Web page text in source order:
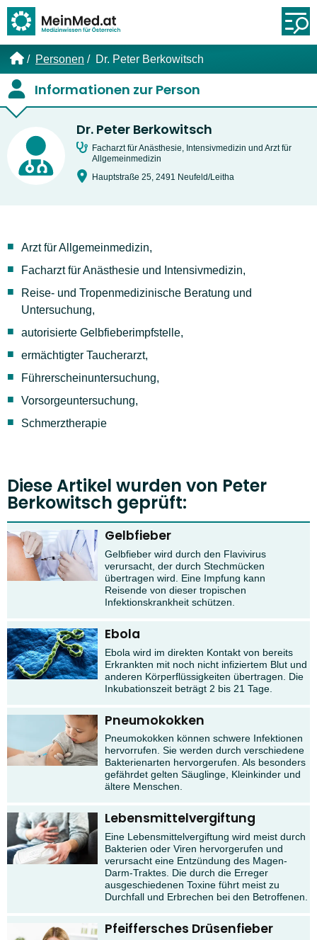
Personen Dr. Peter Berkowitsch
Informationen zur Person
Dr. Peter Berkowitsch
Facharzt für Anästhesie, Intensivmedizin und Arzt für
Allgemeinmedizin
Hauptstraße 25, 2491 Neufeld/Leitha
Arzt für Allgemeinmedizin,
Facharzt für Anästhesie und Intensivmedizin,
Reise- und Tropenmedizinische Beratung und
Untersuchung,
autorisierte Gelbfieberimpfstelle,
ermächtigter Taucherarzt,
Führerscheinuntersuchung,
Vorsorgeuntersuchung,
Schmerztherapie
Diese Artikel wurden von Peter
Berkowitsch geprüft:
Gelbfieber
Gelbfieber wird durch den Flavivirus
verursacht, der durch Stechmücken
übertragen wird. Eine Impfung kann
Reisende von dieser tropischen
Infektionskrankheit schützen.
Ebola
Ebola wird im direkten Kontakt von bereits
Erkrankten mit noch nicht infiziertem Blut und
anderen Körperflüssigkeiten übertragen. Die
Inkubationszeit beträgt 2 bis 21 Tage.
Pneumokokken
Pneumokokken können schwere Infektionen
hervorrufen. Sie werden durch verschiedene
Bakterienarten hervorgerufen. Als besonders
gefährdet gelten Säuglinge, Kleinkinder und
ältere Menschen.
Lebensmittelvergiftung
Eine Lebensmittelvergiftung wird meist durch
Bakterien oder Viren hervorgerufen und
verursacht eine Entzündung des Magen-
Darm-Traktes. Die durch die Erreger
ausgeschiedenen Toxine führt meist zu
Durchfall und Erbrechen bei den Betroffenen.
Pfeiffersches Drüsenfieber